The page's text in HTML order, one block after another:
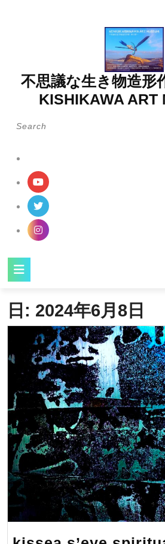
不思議な生き物造形
KISHIKAWA ART
日: 2024年6月8日